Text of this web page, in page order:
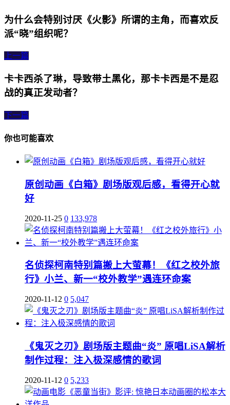
为什么会特别讨厌《火影》所谓的主角，而喜欢反
派“晓”组织呢？
上一篇
卡卡西杀了琳，导致带土黑化，那卡卡西是不是忍
战的真正发动者？
下一篇
你也可能喜欢
原创动画《白箱》剧场版观后感，看得开心就
好
2020-11-25 0 133,978
名侦探柯南特别篇搬上大萤幕！《红之校外旅
行》小兰、新一“校外教学”遇连环命案
2020-11-12 0 5,047
《鬼灭之刃》剧场版主题曲“炎” 原唱LiSA解析
制作过程：注入极深感情的歌词
2020-11-12 0 5,233